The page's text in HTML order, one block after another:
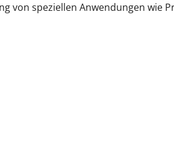
von speziellen Anwendungen wie